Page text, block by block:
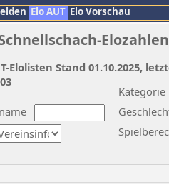
Elo AUT Elo Vorschau
Elozahlen
Kategorie
Elolisten Stand 01.10.2025,